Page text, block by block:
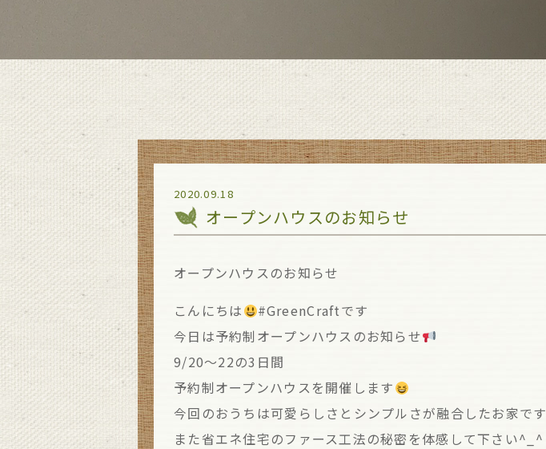
2020.09.18
オープンハウスのお知らせ
オープンハウスのお知らせ
こんにちは
#GreenCraftです
今日は予約制オープンハウスのお知らせ
9/20〜22の3日間
予約制オープンハウスを開催します
今回のおうちは可愛らしさとシンプルさが融合したお家です
また省エネ住宅のファース工法の秘密を体感して下さい^_^